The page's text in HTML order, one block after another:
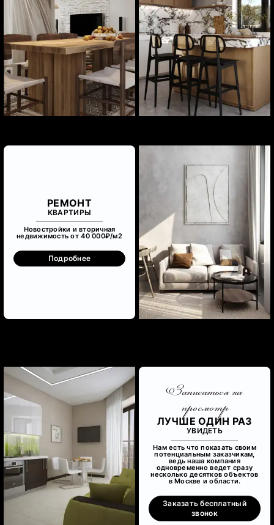
РЕМОНТ
КВАРТИРЫ
Новостройки и вторичная
недвижимость от 40 000₽/м2
Подробнее
Записаться на
просмотр
ЛУЧШЕ ОДИН РАЗ
УВИДЕТЬ
Нам есть что показать своим
потенциальным заказчикам,
ведь наша компания
одновременно ведет сразу
несколько десятков объектов
в Москве и области.
Заказать бесплатный
звонок